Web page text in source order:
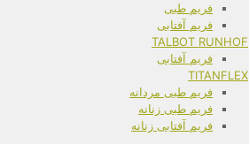
فریم طبی
فریم آفتابی
TALBOT RUNHOF
فریم آفتابی
TITANFLEX
فریم طبی مردانه
فریم طبی زنانه
فریم آفتابی زنانه